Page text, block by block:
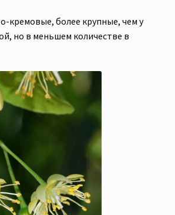
кремовые, более крупные, чем у
но в меньшем количестве в